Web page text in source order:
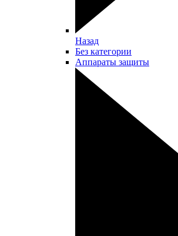
Назад
Без категории
Аппараты защиты